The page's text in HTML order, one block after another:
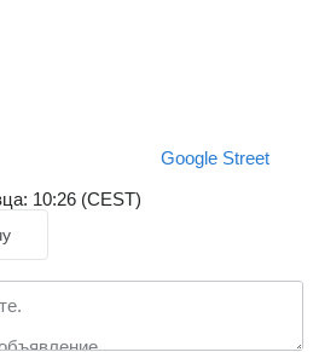
Google Street
10:26 (CEST)